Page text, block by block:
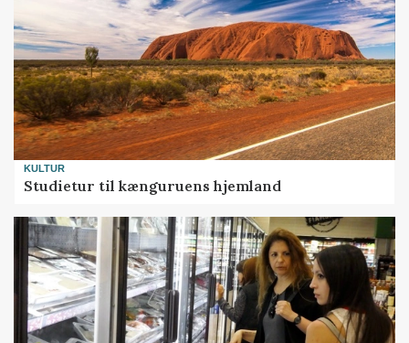
KULTUR
Studietur til kænguruens hjemland